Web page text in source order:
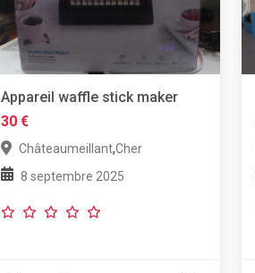
Appareil waffle stick maker
30 €
Châteaumeillant,Cher
8 septembre 2025